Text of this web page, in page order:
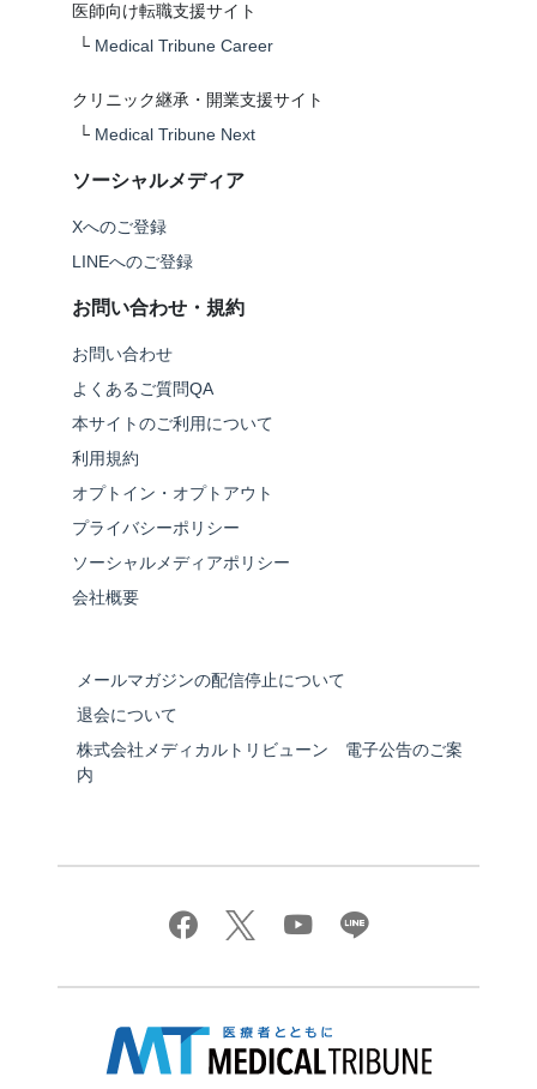
医師向け転職支援サイト
└ Medical Tribune Career
クリニック継承・開業支援サイト
└ Medical Tribune Next
ソーシャルメディア
Xへのご登録
LINEへのご登録
お問い合わせ・規約
お問い合わせ
よくあるご質問QA
本サイトのご利用について
利用規約
オプトイン・オプトアウト
プライバシーポリシー
ソーシャルメディアポリシー
会社概要
メールマガジンの配信停止について
退会について
株式会社メディカルトリビューン 電子公告のご案
内